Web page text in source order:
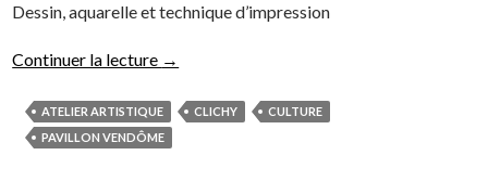
Dessin, aquarelle et technique d’impression
Continuer la lecture →
ATELIER ARTISTIQUE CLICHY
CULTURE
PAVILLON VENDÔME